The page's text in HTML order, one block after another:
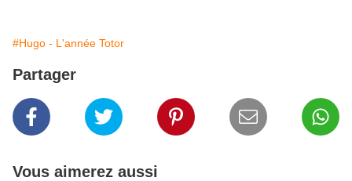
#Hugo - L'année Totor
Partager
Vous aimerez aussi